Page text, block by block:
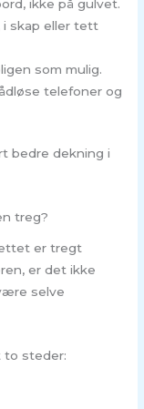
ikke på gulvet.
i skap eller tett
som mulig.
telefoner og
bedre dekning i
treg?
er tregt
er det ikke
selve
to steder: